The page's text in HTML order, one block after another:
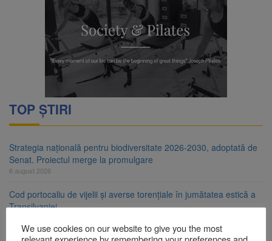
TOP ȘTIRI
Strategia națională pentru biodiversitate 2026-2030, adoptată de
Senat. Proiectul merge la promulgare
6 august 2026
Cod portocaliu de vijelii și averse torențiale în jumătatea estică a
Transilvaniei
We use cookies on our website to give you the most